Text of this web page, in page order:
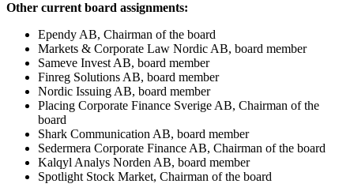
Other current board assignments:
Ependy AB, Chairman of the board
Markets & Corporate Law Nordic AB, board member
Sameve Invest AB, board member
Finreg Solutions AB, board member
Nordic Issuing AB, board member
Placing Corporate Finance Sverige AB, Chairman of the
board
Shark Communication AB, board member
Sedermera Corporate Finance AB, Chairman of the board
Kalqyl Analys Norden AB, board member
Spotlight Stock Market, Chairman of the board